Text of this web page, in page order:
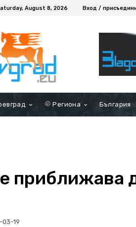
August 8, 2026 Вход /
Региона България
приближава
03-19